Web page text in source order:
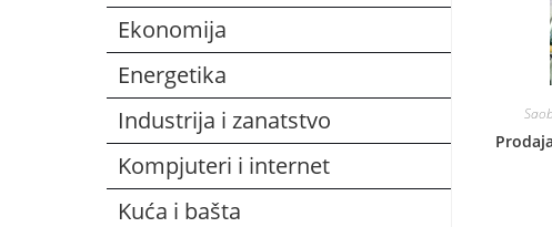
Ekonomija
Energetika
Industrija i zanatstvo
Kompjuteri i internet
Kuća i bašta